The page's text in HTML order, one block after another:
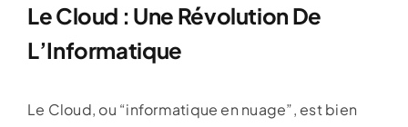
Le Cloud : Une Révolution De
L’Informatique
Le Cloud, ou “informatique en nuage”, est bien